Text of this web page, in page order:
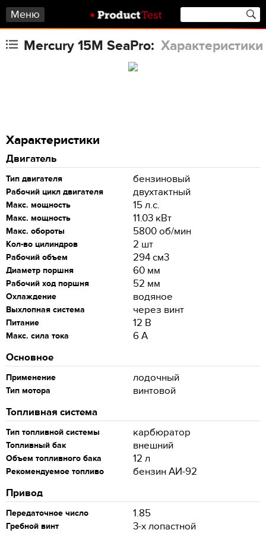
Меню
Mercury 15M SeaPro: Характеристики
Характеристики
Двигатель
Тип двигателя бензиновый
Рабочий цикл двигателя двухтактный
Макс. мощность 15 л.с.
Макс. мощность 11.03 кВт
Макс. обороты 5800 об/мин
Кол-во цилиндров 2 шт
Рабочий объем 294 см3
Диаметр поршня 60 мм
Рабочий ход поршня 52 мм
Охлаждение водяное
Выхлопная система через винт
Питание 12 В
Макс. сила тока
6 А
Основное
Применение лодочный
Тип мотора
винтовой
Топливная система
Тип топливной системы карбюратор
Топливный бак внешний
Объем топливного бака 12 л
Рекомендуемое топливо
бензин АИ-92
Привод
Передаточное число 1.85
Гребной винт 3-х лопастной